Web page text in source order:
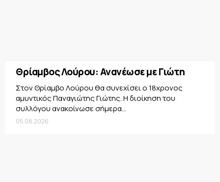
Θρίαμβος Λούρου: Ανανέωσε με Γιώτη
Στον Θρίαμβο Λούρου θα συνεχίσει ο 18χρονος
αμυντικός Παναγιώτης Γιώτης. Η διοίκηση του
συλλόγου ανακοίνωσε σήμερα...
05.08.2026